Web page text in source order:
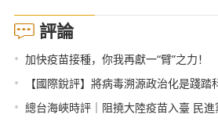
評論
• 加快疫苗接種，你我再獻一“臂”之力！
• 【國際銳評】將病毒溯源政治化是踐踏
• 總台海峽時評｜阻撓大陸疫苗入臺 民進